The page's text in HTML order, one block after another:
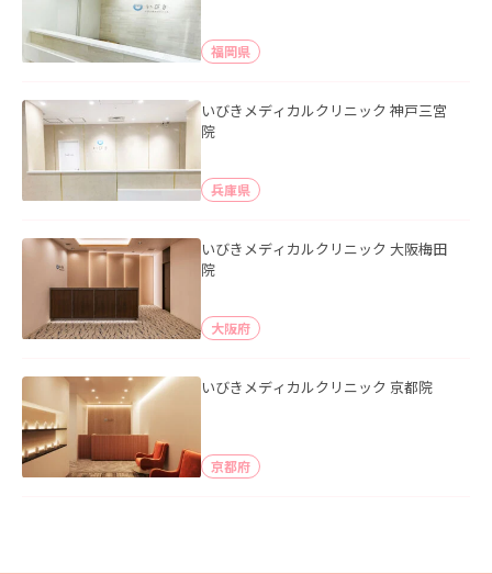
福岡県
いびきメディカルクリニック 神戸三宮
院
兵庫県
いびきメディカルクリニック 大阪梅田
院
大阪府
いびきメディカルクリニック 京都院
京都府